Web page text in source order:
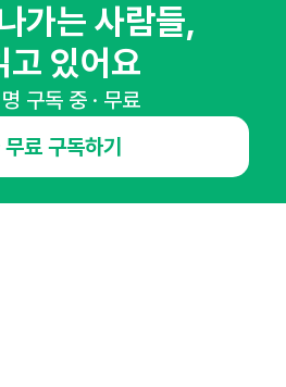
가는 사람들,
고 있어요
구독 중 · 무료
료 구독하기